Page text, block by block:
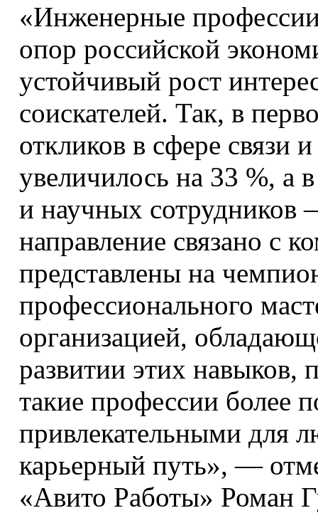
«Инженерные
опор российской
устойчивый рост
соискателей. Так, в
откликов в сфере связи
увеличилось на 33 %, а
и научных
направление связано с
представлены на
профессионального
организацией,
развитии этих навыков,
такие профессии более
привлекательными для
карьерный путь», —
«Авито Работы» Роман